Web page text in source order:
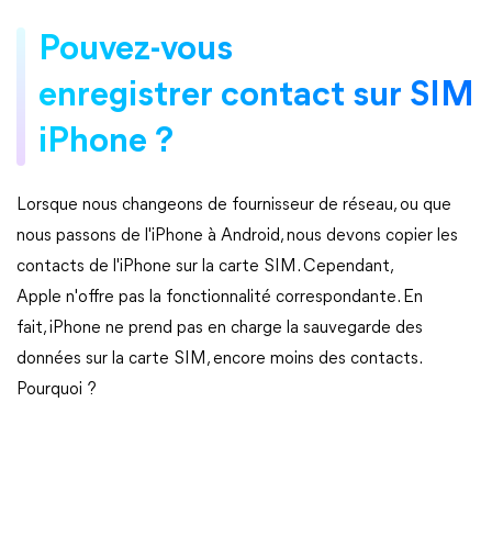
Pouvez-vous
enregistrer contact sur SIM
iPhone ?
Lorsque nous changeons de fournisseur de réseau, ou que
nous passons de l'iPhone à Android, nous devons copier les
contacts de l'iPhone sur la carte SIM. Cependant,
Apple n'offre pas la fonctionnalité correspondante. En
fait, iPhone ne prend pas en charge la sauvegarde des
données sur la carte SIM, encore moins des contacts.
Pourquoi ?